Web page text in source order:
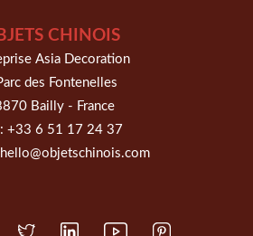
CHINOIS
Asia Decoration
des Fontenelles
Bailly - France
+33 6 51 17 24 37
hello@objetschinois.com